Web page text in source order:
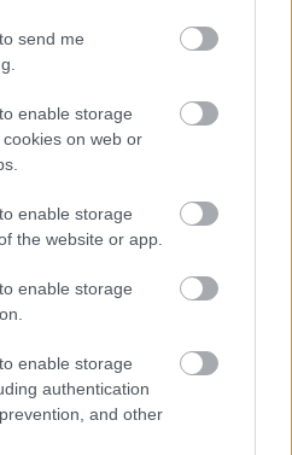
send me
enable storage
on web or
enable storage
the website or app.
enable storage
enable storage
authentication
and other
a Mount
de
legtöbbször az
mindketten nyolcszor
abban, hogy fizikailag
de hatalmas a
és egy „nagy”
tehát pozitív
viszont hiányérzettel
expedíció, hogy 150